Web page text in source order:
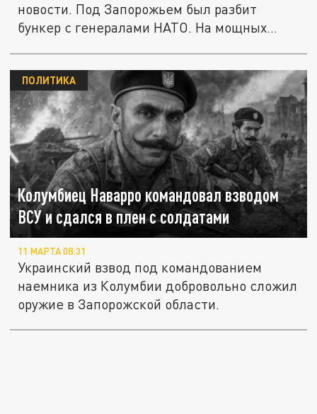
новости. Под Запорожьем был разбит
бункер с генералами НАТО. На мощных
Колумбиец Наварро командовал взводом
ВСУ и сдался в плен с солдатами
ПОЛИТИКА
11 МАРТА 08:31
Украинский взвод под командованием
наемника из Колумбии добровольно сложил
оружие в Запорожской области.